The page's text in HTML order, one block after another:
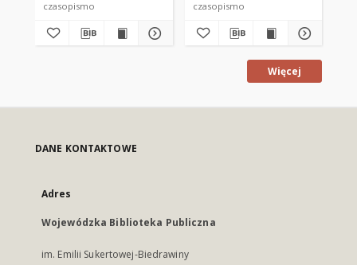
czasopismo czasopismo
Więcej
DANE KONTAKTOWE
Adres
Wojewódzka Biblioteka Publiczna
im. Emilii Sukertowej-Biedrawiny